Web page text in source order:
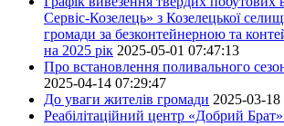
Сервіс-Козелець» з Козелецької
громади за безконтейнерною та
на 2025 рік 2025-05-01 07:47:13
Про встановлення поливального
2025-04-14 07:29:47
До уваги жителів громади 2025-03-
Реабілітаційний центр «Добрий